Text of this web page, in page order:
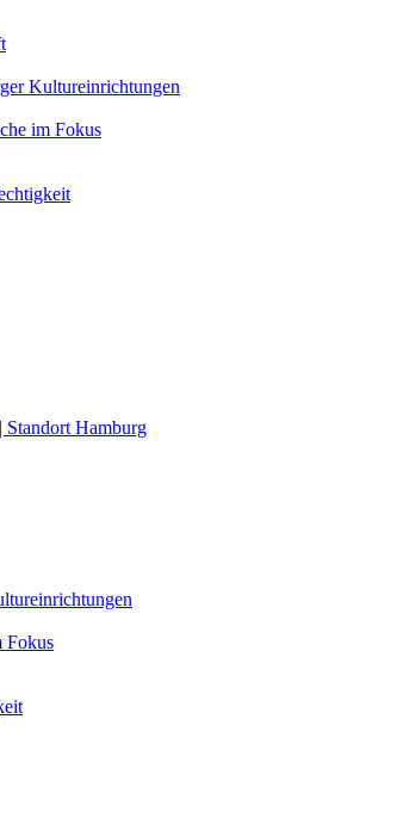
Kultureinrichtungen
im Fokus
Standort Hamburg
Fokus